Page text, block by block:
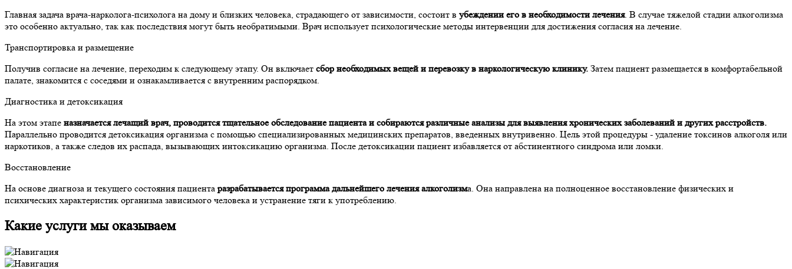
Главная задача врача-нарколога-психолога на дому и близких человека, страдающего от зависимости, состоит в убеждении его в необходимости лечения. В случае тяжелой стадии алкоголизма
это особенно актуально, так как последствия могут быть необратимыми. Врач использует психологические методы интервенции для достижения согласия на лечение.
Транспортировка и размещение
Получив согласие на лечение, переходим к следующему этапу. Он включает сбор необходимых вещей и перевозку в наркологическую клинику. Затем пациент размещается в комфортабельной
палате, знакомится с соседями и ознакамливается с внутренним распорядком.
Диагностика и детоксикация
На этом этапе назначается лечащий врач, проводится тщательное обследование пациента и собираются различные анализы для выявления хронических заболеваний и других расстройств.
Параллельно проводится детоксикация организма с помощью специализированных медицинских препаратов, введенных внутривенно. Цель этой процедуры - удаление токсинов алкоголя или
наркотиков, а также следов их распада, вызывающих интоксикацию организма. После детоксикации пациент избавляется от абстинентного синдрома или ломки.
Восстановление
На основе диагноза и текущего состояния пациента разрабатывается программа дальнейшего лечения алкоголизма. Она направлена на полноценное восстановление физических и
психических характеристик организма зависимого человека и устранение тяги к употреблению.
Какие услуги мы оказываем